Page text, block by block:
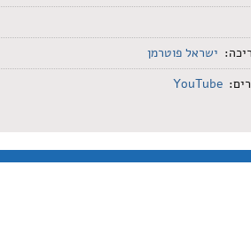
ישראל פוטרמן
YouTube